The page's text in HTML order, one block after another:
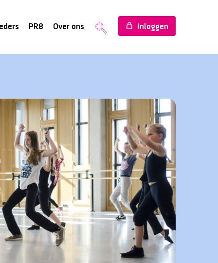
PR8 Over ons Inloggen